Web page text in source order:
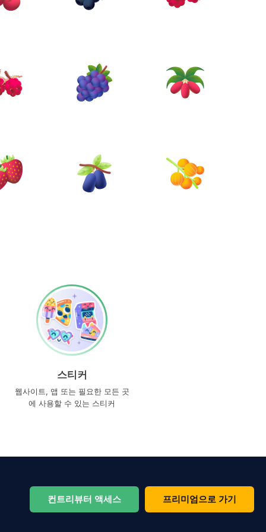
스티커
웹사이트, 앱 또는 필요한 모든 곳
에 사용할 수 있는 스티커
컨트리뷰터 액세스 프리미엄으로 가기